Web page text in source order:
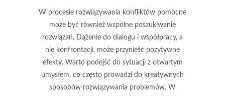
W procesie rozwiązywania konfliktów pomocne
może być również wspólne poszukiwanie
rozwiązań. Dążenie do dialogu i współpracy, a
nie konfrontacji, może przynieść pozytywne
efekty. Warto podejść do sytuacji z otwartym
umysłem, co często prowadzi do kreatywnych
sposobów rozwiązywania problemów. W